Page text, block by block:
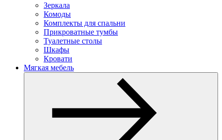
Зеркала
Комоды
Комплекты для спальни
Прикроватные тумбы
Туалетные столы
Шкафы
Кровати
Мягкая мебель